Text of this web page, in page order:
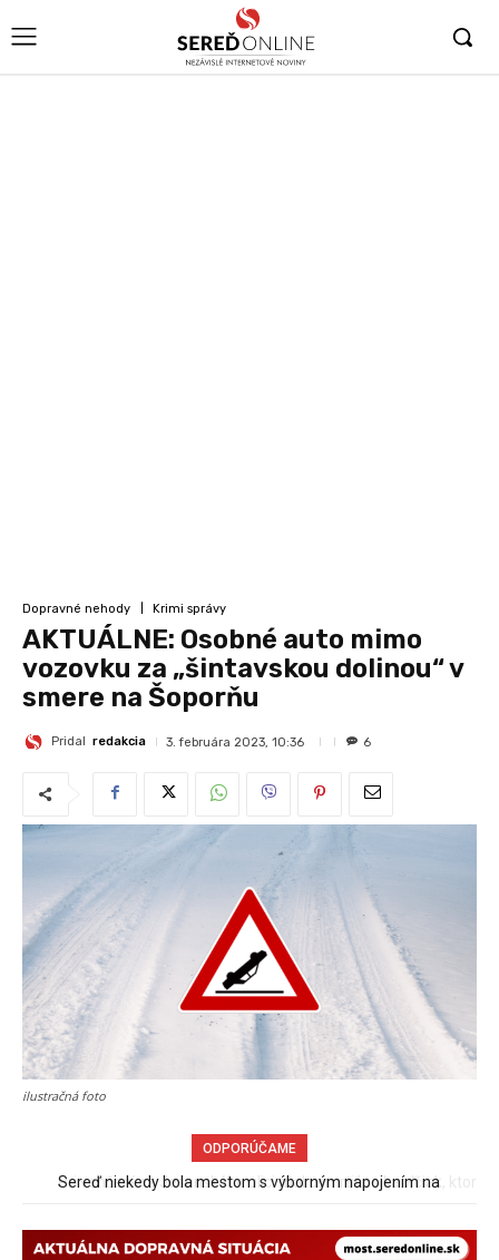
Dopravné nehody Krimi správy
AKTUÁLNE: Osobné auto mimo
vozovku za „šintavskou dolinou“ v
smere na Šoporňu
Pridal redakcia 3. februára 2023, 10:36 6
ilustračná foto
ODPORÚČAME
Pri venčení na Jesenského ulici mal usmrtiť psíka vlčiak, ktorý